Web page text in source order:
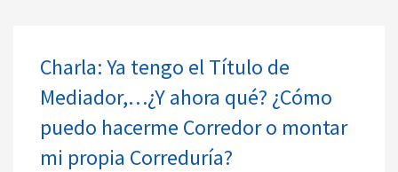
Charla: Ya tengo el Título de
Mediador,…¿Y ahora qué? ¿Cómo
puedo hacerme Corredor o montar
mi propia Correduría?